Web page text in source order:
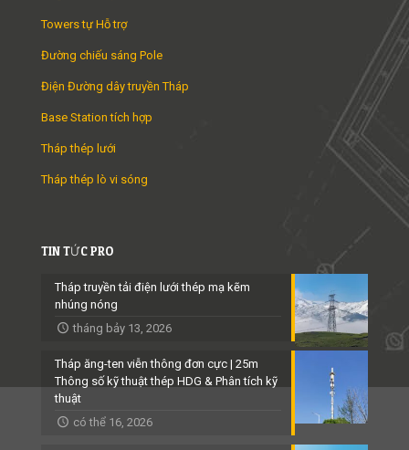
Towers tự Hỗ trợ
Đường chiếu sáng Pole
Điện Đường dây truyền Tháp
Base Station tích hợp
Tháp thép lưới
Tháp thép lò vi sóng
TIN TỨC PRO
Tháp truyền tải điện lưới thép mạ kẽm
nhúng nóng
tháng bảy 13, 2026
Tháp ăng-ten viễn thông đơn cực | 25m
Thông số kỹ thuật thép HDG & Phân tích kỹ
thuật
có thể 16, 2026